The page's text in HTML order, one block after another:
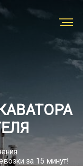
Заказать
перевозку
Грузы
за 15 минут!